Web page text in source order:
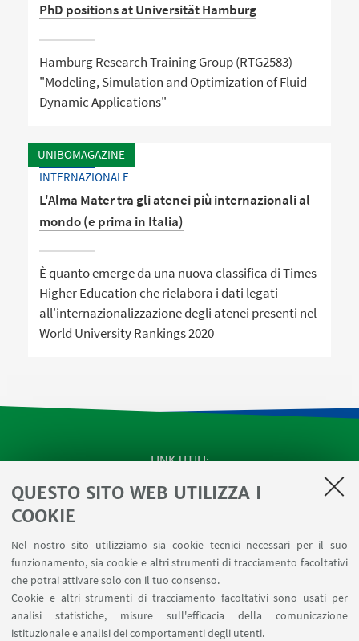
QUESTO SITO WEB UTILIZZA I
COOKIE
Nel nostro sito utilizziamo sia cookie tecnici necessari per il suo
funzionamento, sia cookie e altri strumenti di tracciamento facoltativi
che potrai attivare solo con il tuo consenso.
Cookie e altri strumenti di tracciamento facoltativi sono usati per
analisi statistiche, misure sull'efficacia della comunicazione
istituzionale e analisi dei comportamenti degli utenti.
PhD positions at Universität Hamburg
Hamburg Research Training Group (RTG2583)
"Modeling, Simulation and Optimization of Fluid
Dynamic Applications"
UNIBOMAGAZINE
INTERNAZIONALE
L'Alma Mater tra gli atenei più internazionali al
mondo (e prima in Italia)
È quanto emerge da una nuova classifica di Times
Higher Education che rielabora i dati legati
all'internazionalizzazione degli atenei presenti nel
World University Rankings 2020
LINK UTILI
SEMINARI del Dipartimento
MAT info - Informazioni per gli afferenti al Dipartimento
SERVIZI ONLINE interni
Carta dei servizi
SEGUI IL DIPARTIMENTO SU: